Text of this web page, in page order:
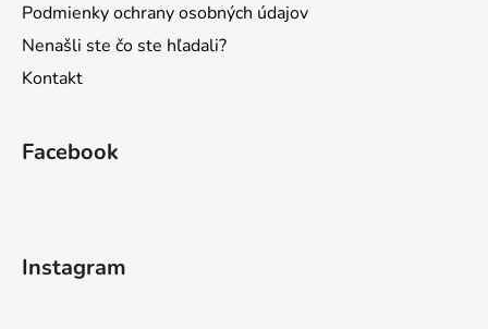
Podmienky ochrany osobných údajov
Nenašli ste čo ste hľadali?
Kontakt
Facebook
Instagram